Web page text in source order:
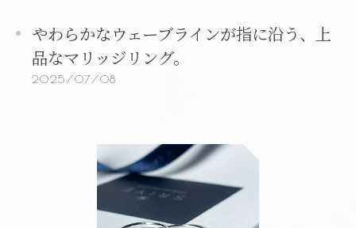
やわらかなウェーブラインが指に沿う、上
品なマリッジリング。
2025/07/08